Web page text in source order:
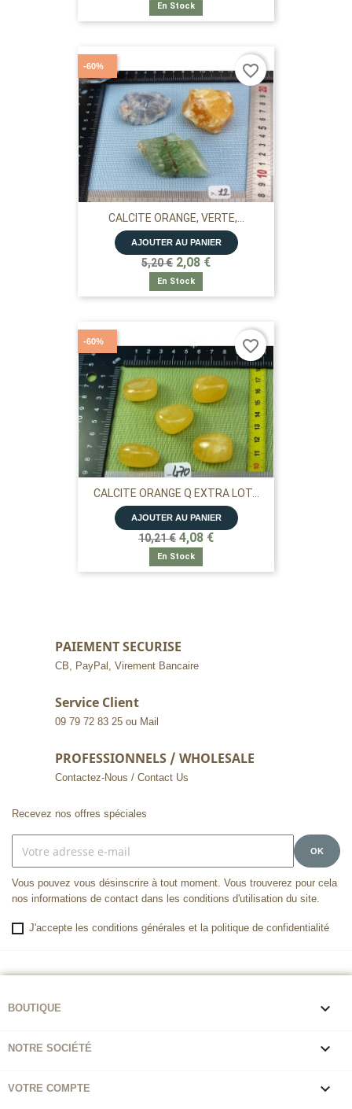
En Stock
CALCITE ORANGE, VERTE,...
AJOUTER AU PANIER
5,20 € 2,08 €
En Stock
-60% favorite_border
CALCITE ORANGE Q EXTRA LOT...
AJOUTER AU PANIER
10,21 € 4,08 €
En Stock
-60% favorite_border
PAIEMENT SECURISE
CB, PayPal, Virement Bancaire
Service Client
09 79 72 83 25 ou Mail
PROFESSIONNELS / WHOLESALE
Contactez-Nous / Contact Us
Recevez nos offres spéciales
Vous pouvez vous désinscrire à tout moment. Vous trouverez pour cela
nos informations de contact dans les conditions d'utilisation du site.
J'accepte les conditions générales et la politique de confidentialité
BOUTIQUE 
NOTRE SOCIÉTÉ 
VOTRE COMPTE 